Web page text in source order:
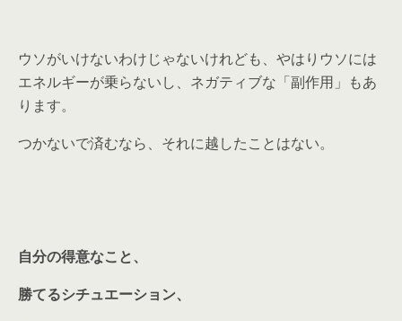
ウソがいけないわけじゃないけれども、やはりウソには
エネルギーが乗らないし、ネガティブな「副作用」もあ
ります。
つかないで済むなら、それに越したことはない。
自分の得意なこと、
勝てるシチュエーション、